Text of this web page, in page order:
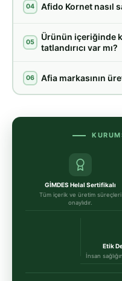
04 Afido Kornet nasıl
05
Ürünün içeriğinde
tatlandırıcı var mı?
06 Afia markasının
GİMDES Helal Sertifikalı
Tüm içerik ve üretim süreçleri
onaylıdır.
Etik
İnsan